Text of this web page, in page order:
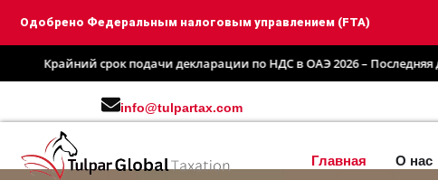
Одобрено Федеральным налоговым управлением (FTA)
декларации по НДС в ОАЭ 2026 – Последняя дата: 28 августа 2026 года
info@tulpartax.com
Главная О нас